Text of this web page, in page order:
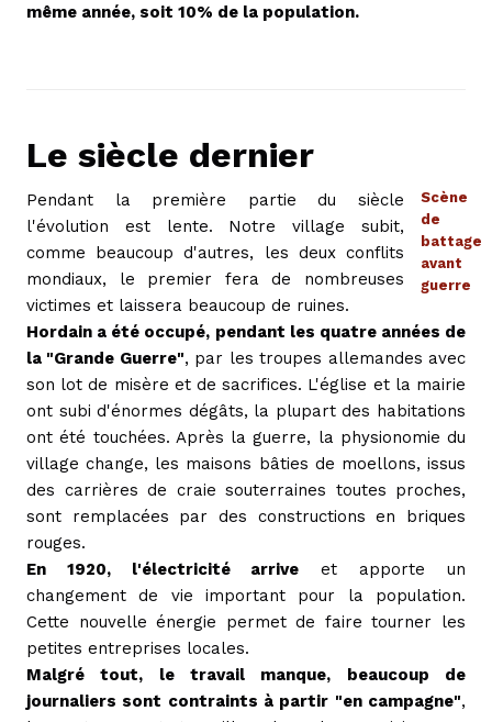
même année, soit 10% de la population.
Le siècle dernier
Scène
de
battage
avant
guerre
Pendant la première partie du siècle
l'évolution est lente. Notre village subit,
comme beaucoup d'autres, les deux conflits
mondiaux, le premier fera de nombreuses
victimes et laissera beaucoup de ruines.
Hordain a été occupé, pendant les quatre années de
la "Grande Guerre", par les troupes allemandes avec
son lot de misère et de sacrifices. L'église et la mairie
ont subi d'énormes dégâts, la plupart des habitations
ont été touchées. Après la guerre, la physionomie du
village change, les maisons bâties de moellons, issus
des carrières de craie souterraines toutes proches,
sont remplacées par des constructions en briques
rouges.
En 1920, l'électricité arrive et apporte un
changement de vie important pour la population.
Cette nouvelle énergie permet de faire tourner les
petites entreprises locales.
Malgré tout, le travail manque, beaucoup de
journaliers sont contraints à partir "en campagne",